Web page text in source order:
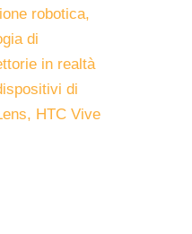
robotica,
di
in realtà
di
HTC Vive